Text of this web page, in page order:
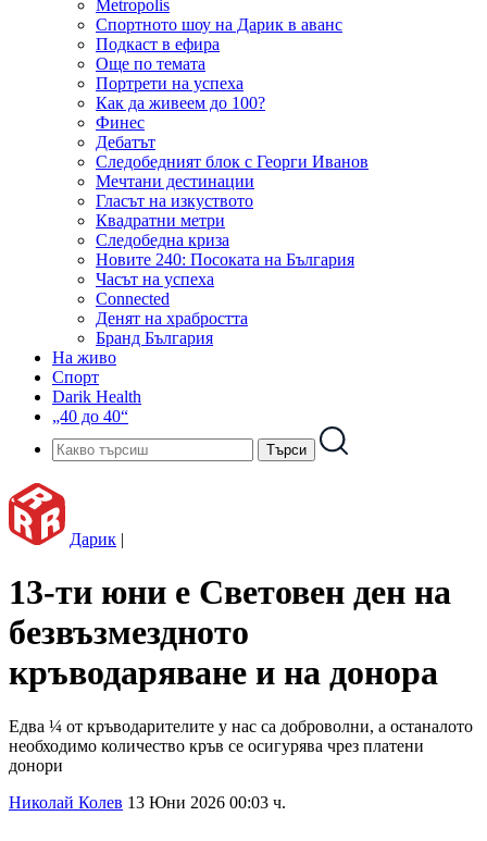
Metropolis
Спортното шоу на Дарик в аванс
Подкаст в ефира
Още по темата
Портрети на успеха
Как да живеем до 100?
Финес
Дебатът
Следобедният блок с Георги Иванов
Мечтани дестинации
Гласът на изкуството
Квадратни метри
Следобедна криза
Новите 240: Посоката на България
Часът на успеха
Connected
Денят на храбростта
Бранд България
На живо
Спорт
Darik Health
„40 до 40“
Дарик |
13-ти юни е Световен ден на
безвъзмездното
кръводаряване и на донора
Едва ¼ от кръводарителите у нас са доброволни, а останалото
необходимо количество кръв се осигурява чрез платени
донори
Николай Колев 13 Юни 2026 00:03 ч.